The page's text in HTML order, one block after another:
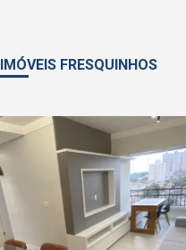
IMÓVEIS FRESQUINHOS